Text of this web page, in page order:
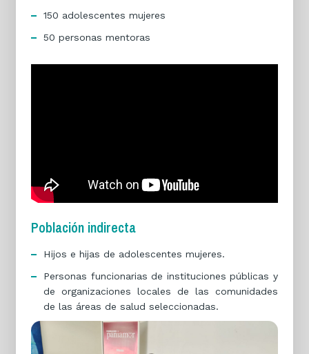
150 adolescentes mujeres
50 personas mentoras
Población indirecta
Hijos e hijas de adolescentes mujeres.
Personas funcionarias de instituciones públicas y
de organizaciones locales de las comunidades
de las áreas de salud seleccionadas.